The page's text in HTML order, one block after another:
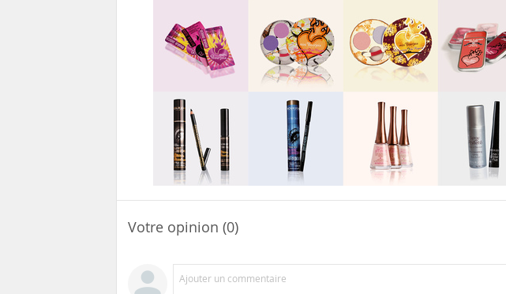
Votre opinion (0)
Ajouter un commentaire